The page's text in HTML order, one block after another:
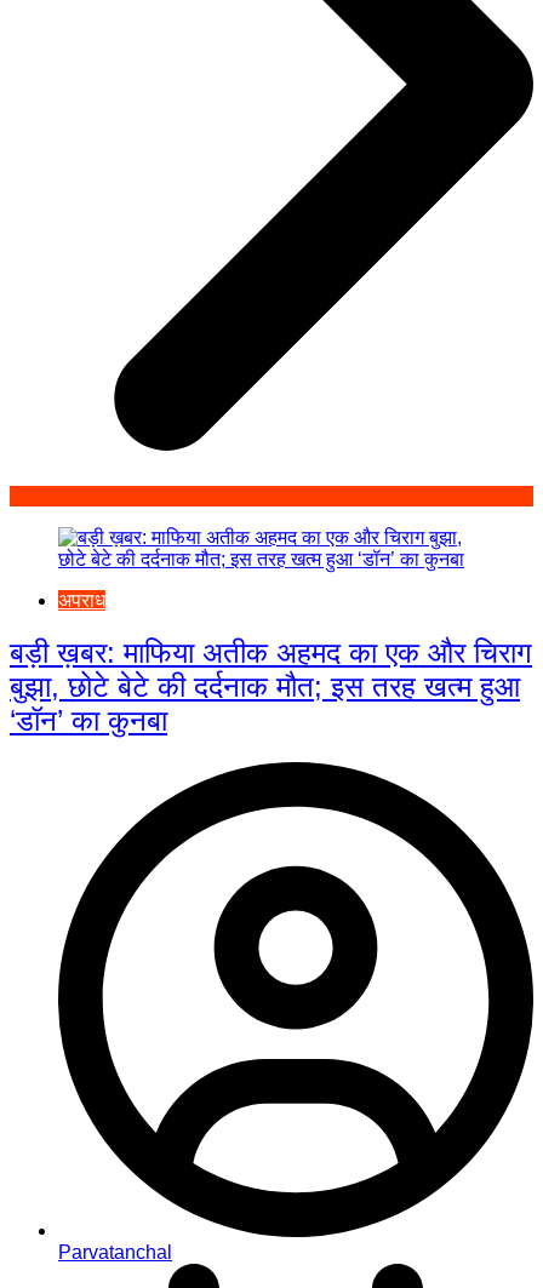
अपराध
बड़ी ख़बर: माफिया अतीक अहमद का एक और चिराग
बुझा, छोटे बेटे की दर्दनाक मौत; इस तरह खत्म हुआ
‘डॉन’ का कुनबा
Parvatanchal